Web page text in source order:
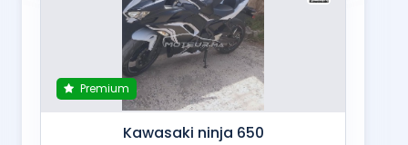
Premium
Kawasaki ninja 650